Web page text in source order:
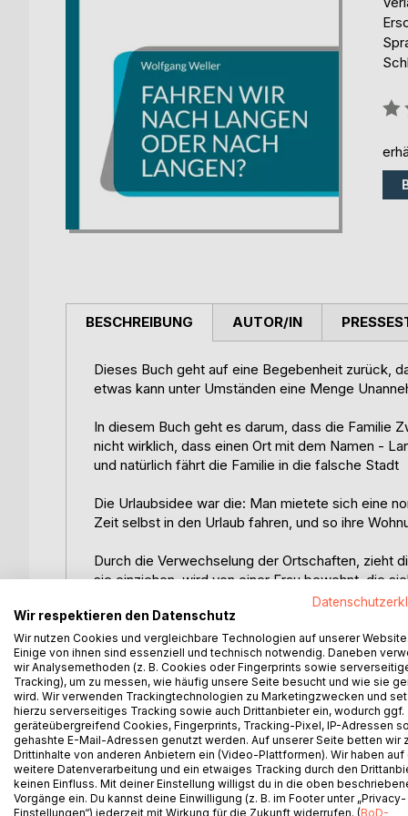
BESCHREIBUNG
Dieses Buch geht auf eine Begebenheit zurück,
etwas kann unter Umständen eine Menge
In diesem Buch geht es darum, dass die Familie
nicht wirklich, dass einen Ort mit dem Namen -
und natürlich fährt die Familie in die falsche Stadt
Die Urlaubsidee war die: Man mietete sich eine
Zeit selbst in den Urlaub fahren, und so ihre
Durch die Verwechselung der Ortschaften, zieht
sie einziehen, wird von einer Frau bewohnt, die
Wohnung sieht sehr schlimm aus, das Wort
vermüllt.
Nachdem geklärt ist, wie die Sachlage wirklich
Bewohnerin dieser Wohnung zu helfen.
Martin Zweiland entdeckt in dieser Zeit immer
auch von seiner Familie kräftig unterstützt.
So wird der Urlaub, der ja eigentlich der
wenig Zeit für Erholung lässt.
AUTOR/IN
Wir respektieren den Datenschutz
Wir nutzen Cookies und vergleichbare Technologien auf unserer Website.
Einige von ihnen sind essenziell und technisch notwendig. Daneben
wir Analysemethoden (z. B. Cookies oder Fingerprints sowie
Tracking), um zu messen, wie häufig unsere Seite besucht und wie sie
wird. Wir verwenden Trackingtechnologien zu Marketingzwecken und
hierzu serverseitiges Tracking sowie auch Drittanbieter ein, wodurch ggf.
geräteübergreifend Cookies, Fingerprints, Tracking-Pixel, IP-Adressen
gehashte E-Mail-Adressen genutzt werden. Auf unserer Seite betten wir
Drittinhalte von anderen Anbietern ein (Video-Plattformen). Wir haben auf
weitere Datenverarbeitung und ein etwaiges Tracking durch den
keinen Einfluss. Mit deiner Einstellung willigst du in die oben
Vorgänge ein. Du kannst deine Einwilligung (z. B. im Footer unter „Privacy-
Einstellungen“) jederzeit mit Wirkung für die Zukunft widerrufen. (BoD-